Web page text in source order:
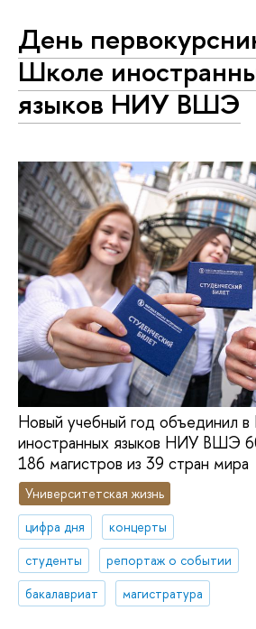
День
Школе
языков НИУ ВШЭ
Новый учебный год объединил
иностранных языков НИУ ВШЭ
186 магистров из 39 стран мира
Университетская жизнь
цифра дня
концерты
студенты
репортаж о событии
бакалавриат
магистратура